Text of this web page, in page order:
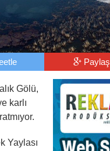
Paylaş
Gölü,
karlı
Yaylası